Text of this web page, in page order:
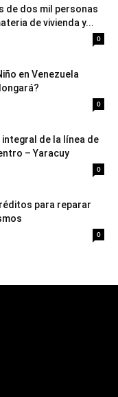
de dos mil personas
de vivienda y...
0
en Venezuela
0
de la línea de
– Yaracuy
0
para reparar
0